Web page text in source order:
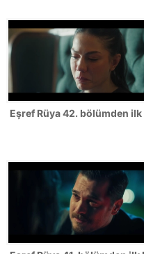
Eşref Rüya 42. bölümden